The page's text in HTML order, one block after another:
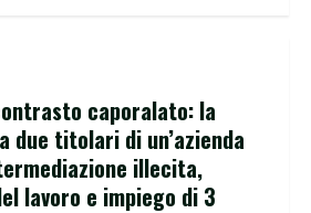
caporalato: la
due titolari di un’azienda
illecita,
lavoro e impiego di 3